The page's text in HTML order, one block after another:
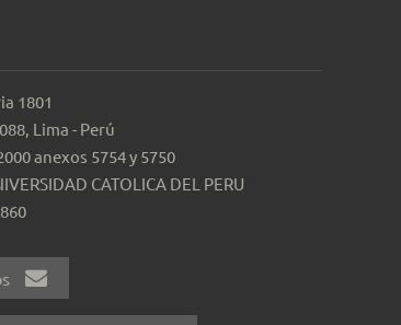
1801
Lima - Perú
anexos 5754 y 5750
CATOLICA DEL PERU